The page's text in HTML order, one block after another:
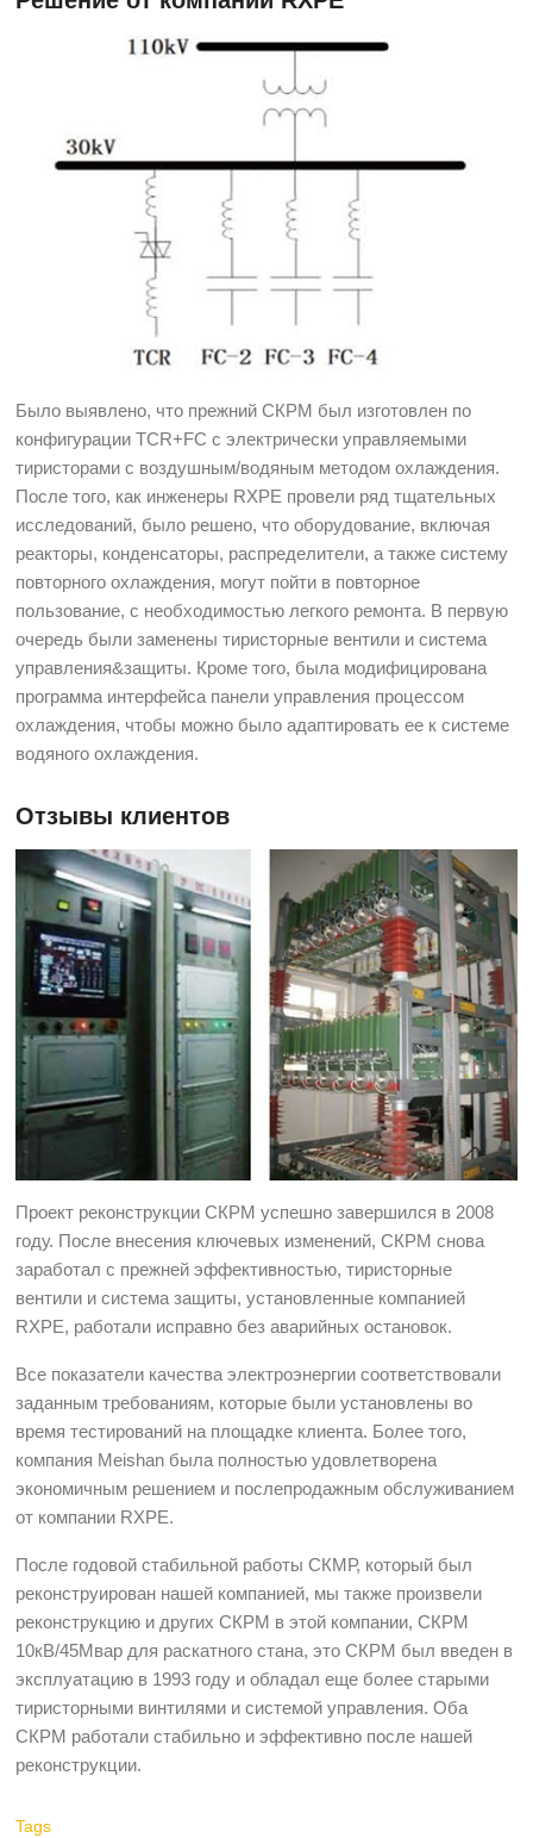
Было выявлено, что прежний СКРМ был изготовлен по
конфигурации TCR+FC с электрически управляемыми
тиристорами с воздушным/водяным методом охлаждения.
После того, как инженеры RXPE провели ряд тщательных
исследований, было решено, что оборудование, включая
реакторы, конденсаторы, распределители, а также систему
повторного охлаждения, могут пойти в повторное
пользование, с необходимостью легкого ремонта. В первую
очередь были заменены тиристорные вентили и система
управления&защиты. Кроме того, была модифицирована
программа интерфейса панели управления процессом
охлаждения, чтобы можно было адаптировать ее к системе
водяного охлаждения.
Отзывы клиентов
Проект реконструкции СКРМ успешно завершился в 2008
году. После внесения ключевых изменений, СКРМ снова
заработал с прежней эффективностью, тиристорные
вентили и система защиты, установленные компанией
RXPE, работали исправно без аварийных остановок.
Все показатели качества электроэнергии соответствовали
заданным требованиям, которые были установлены во
время тестирований на площадке клиента. Более того,
компания Meishan была полностью удовлетворена
экономичным решением и послепродажным обслуживанием
от компании RXPE.
После годовой стабильной работы СКМР, который был
реконструирован нашей компанией, мы также произвели
реконструкцию и других СКРМ в этой компании, СКРМ
10кВ/45Мвар для раскатного стана, это СКРМ был введен в
эксплуатацию в 1993 году и обладал еще более старыми
тиристорными винтилями и системой управления. Оба
СКРМ работали стабильно и эффективно после нашей
реконструкции.
Tags